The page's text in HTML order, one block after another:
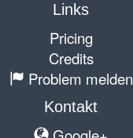
Links
Pricing
Credits
Problem melden
Kontakt